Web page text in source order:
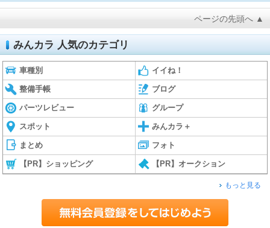
ページの先頭へ ▲
みんカラ 人気のカテゴリ
車種別 イイね！
整備手帳 ブログ
パーツレビュー グループ
スポット みんカラ＋
まとめ フォト
【PR】ショッピング 【PR】オークション
もっと見る